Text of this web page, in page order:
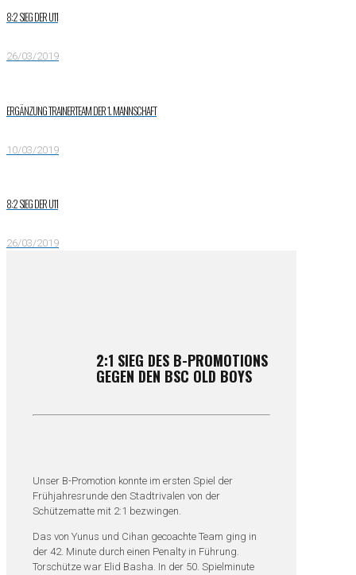
8:2 SIEG DER U11
26/03/2019
ERGÄNZUNG TRAINERTEAM DER 1. MANNSCHAFT
10/03/2019
8:2 SIEG DER U11
26/03/2019
2:1 SIEG DES B-PROMOTIONS
GEGEN DEN BSC OLD BOYS
Unser B-Promotion konnte im ersten Spiel der
Frühjahresrunde den Stadtrivalen von der
Schützematte mit 2:1 bezwingen.
Das von Yunus und Cihan gecoachte Team ging in
der 42. Minute durch einen Penalty in Führung.
Torschütze war Elid Basha. In der 50. Spielminute